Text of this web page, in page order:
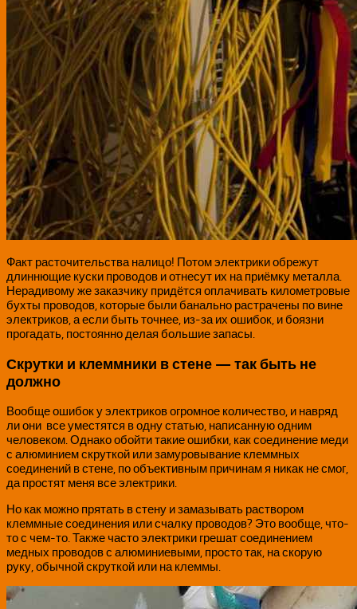
Факт расточительства налицо! Потом электрики обрежут
длиннющие куски проводов и отнесут их на приёмку металла.
Нерадивому же заказчику придётся оплачивать километровые
бухты проводов, которые были банально растрачены по вине
электриков, а если быть точнее, из-за их ошибок, и боязни
прогадать, постоянно делая большие запасы.
Скрутки и клеммники в стене — так быть не
должно
Вообще ошибок у электриков огромное количество, и навряд
ли они все уместятся в одну статью, написанную одним
человеком. Однако обойти такие ошибки, как соединение меди
с алюминием скруткой или замуровывание клеммных
соединений в стене, по объективным причинам я никак не смог,
да простят меня все электрики.
Но как можно прятать в стену и замазывать раствором
клеммные соединения или счалку проводов? Это вообще, что-
то с чем-то. Также часто электрики грешат соединением
медных проводов с алюминиевыми, просто так, на скорую
руку, обычной скруткой или на клеммы.